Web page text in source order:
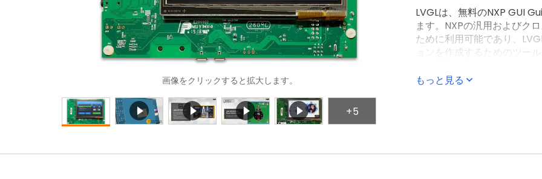
画像をクリックすると拡大します。
+5
LVGLは、無料のNXP GUI
ます。NXPの汎用およびク
ために利用可能であり、
ョンを作成するためのツー
LVGLの詳細については、
もっと見る